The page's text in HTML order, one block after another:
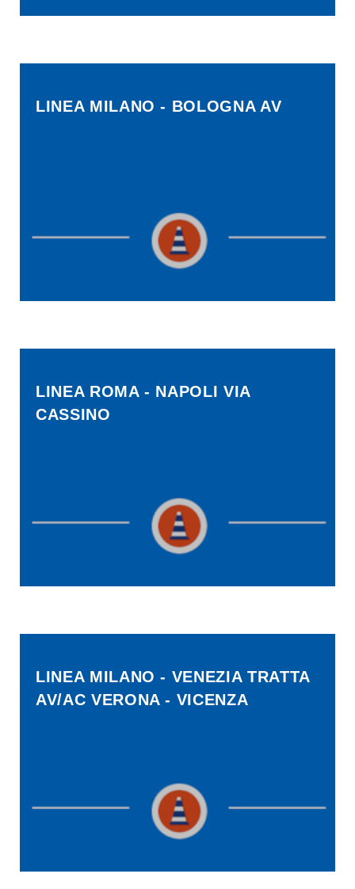
LINEA MILANO - BOLOGNA AV
LINEA ROMA - NAPOLI VIA
CASSINO
LINEA MILANO - VENEZIA TRATTA
AV/AC VERONA - VICENZA